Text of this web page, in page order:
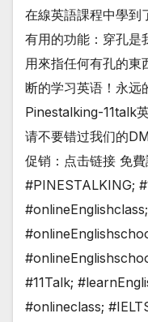
在線英語課程中學到
有用的功能：穿孔是
用來指任何有孔的東
断的学习英语！永远
Pinestalking-11talk
请不要错过我们的
促销：点击链接 免
#PINESTALKING;
#11Talk;
#onlineclass;